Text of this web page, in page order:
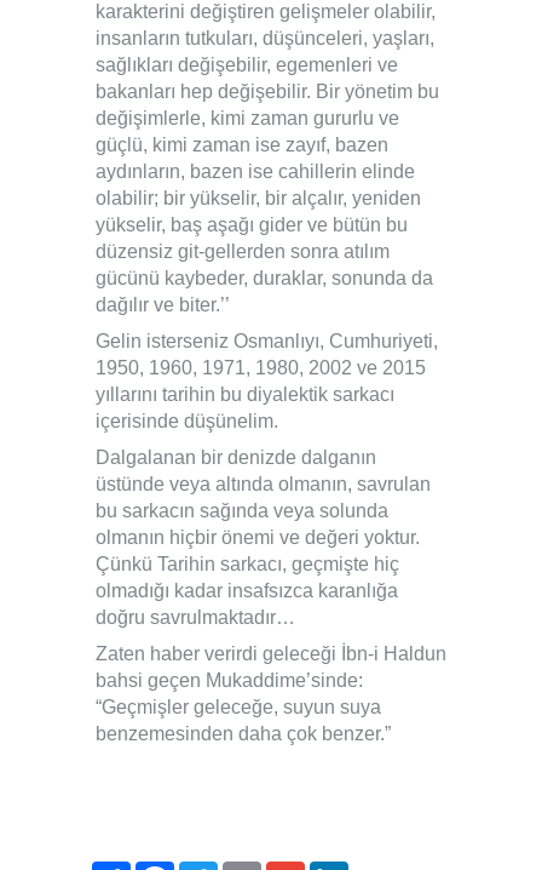
karakterini değiştiren gelişmeler olabilir,
insanların tutkuları, düşünceleri, yaşları,
sağlıkları değişebilir, egemenleri ve
bakanları hep değişebilir. Bir yönetim bu
değişimlerle, kimi zaman gururlu ve
güçlü, kimi zaman ise zayıf, bazen
aydınların, bazen ise cahillerin elinde
olabilir; bir yükselir, bir alçalır, yeniden
yükselir, baş aşağı gider ve bütün bu
düzensiz git-gellerden sonra atılım
gücünü kaybeder, duraklar, sonunda da
dağılır ve biter.’’
Gelin isterseniz Osmanlıyı, Cumhuriyeti,
1950, 1960, 1971, 1980, 2002 ve 2015
yıllarını tarihin bu diyalektik sarkacı
içerisinde düşünelim.
Dalgalanan bir denizde dalganın
üstünde veya altında olmanın, savrulan
bu sarkacın sağında veya solunda
olmanın hiçbir önemi ve değeri yoktur.
Çünkü Tarihin sarkacı, geçmişte hiç
olmadığı kadar insafsızca karanlığa
doğru savrulmaktadır…
Zaten haber verirdi geleceği İbn-i Haldun
bahsi geçen Mukaddime’sinde:
“Geçmişler geleceğe, suyun suya
benzemesinden daha çok benzer.”